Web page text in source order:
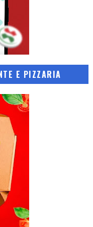
E PIZZARIA